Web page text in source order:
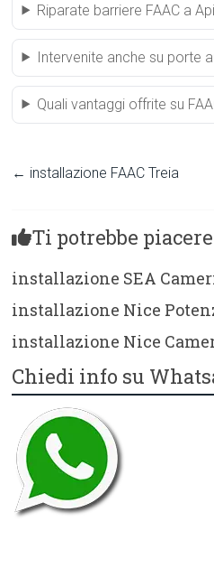
Riparate barriere FAAC a
Intervenite anche su porte
Quali vantaggi offrite su
← installazione FAAC Treia
Ti potrebbe piacere
installazione SEA
installazione Nice
installazione Nice
Chiedi info su